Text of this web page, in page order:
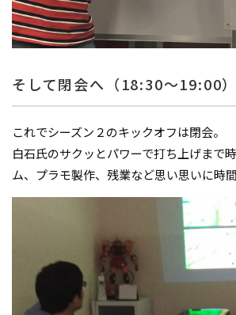
そして閉会へ（18:30～19:00）
これでシーズン２のキックオフは閉会。
白石氏のサクッとパワーで打ち上げまで
ム、プラモ製作、残業など思い思いに時間